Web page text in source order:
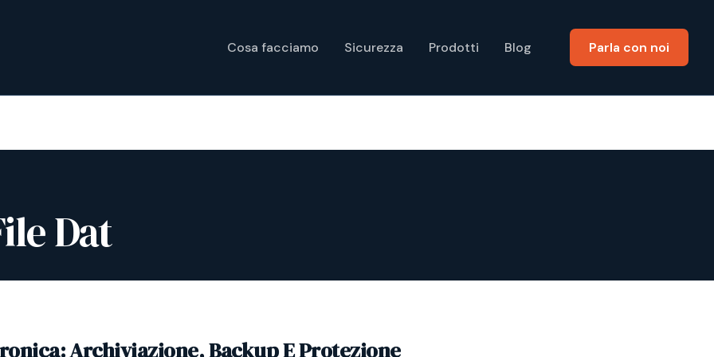
Cosa facciamo Sicurezza Prodotti Blog Parla con noi
Dat
Archiviazione, Backup E Protezione